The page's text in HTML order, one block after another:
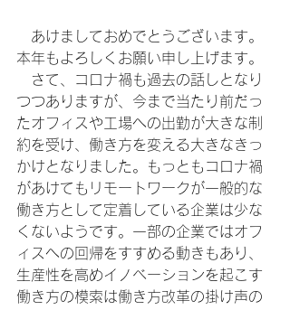
あけましておめでとうございます。
本年もよろしくお願い申し上げます。
さて、コロナ禍も過去の話しとなり
つつありますが、今まで当たり前だっ
たオフィスや工場への出勤が大きな制
約を受け、働き方を変える大きなきっ
かけとなりました。もっともコロナ禍
があけてもリモートワークが一般的な
働き方として定着している企業は少な
くないようです。一部の企業ではオフ
ィスへの回帰をすすめる動きもあり、
生産性を高めイノベーションを起こす
働き方の模索は働き方改革の掛け声の